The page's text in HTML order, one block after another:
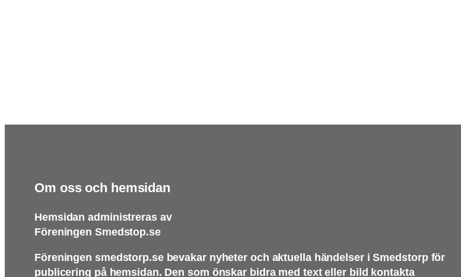
Om oss och hemsidan
Hemsidan administreras av
Föreningen Smedstop.se
Föreningen smedstorp.se bevakar nyheter och aktuella händelser i Smedstorp för
publicering på hemsidan. Den som önskar bidra med text eller bild kontakta